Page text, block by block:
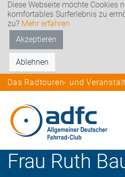
Diese Webseite möchte Cookies
komfortables Surferlebnis zu
zu? Mehr erfahren
Akzeptieren
Ablehnen
Das Radtouren- und
Frau Ruth